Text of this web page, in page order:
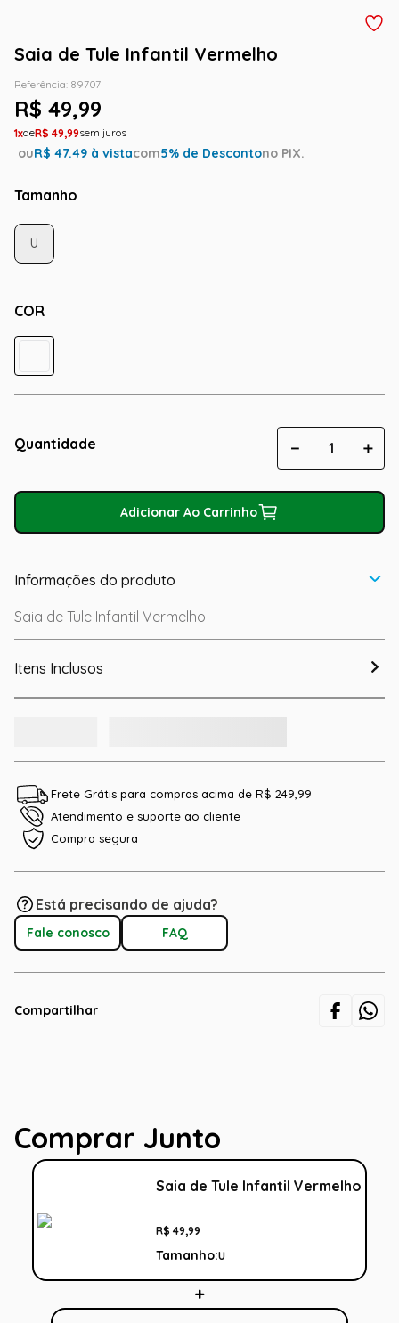
Saia de Tule Infantil Vermelho
Referência: 89707
R$ 49,99
1 R$ 49,99
ouR$ 47.49 à vistacom5% de Descontono PIX.
Tamanho
COR
U
Quantidade ＋
－
Adicionar Ao Carrinho
Informações do produto
Saia de Tule Infantil Vermelho
Itens Inclusos
Frete Grátis para compras acima de R$ 249,99
Atendimento e suporte ao cliente
Compra segura
Está precisando de ajuda?
Fale conosco FAQ
Compartilhar
Comprar Junto
Saia de Tule Infantil Vermelho
R$ 49,99
Tamanho:U